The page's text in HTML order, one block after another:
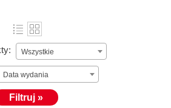
Wszystkie
Data wydania
Filtruj »